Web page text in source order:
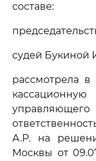
составе:
судей Букиной
рассмотрела
А.Р. на
Москвы от